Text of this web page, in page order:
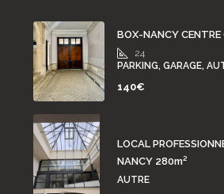
BOX-NANCY CENTRE
24
PARKING, GARAGE,
140€
LOCAL
NANCY 280m²
AUTRE